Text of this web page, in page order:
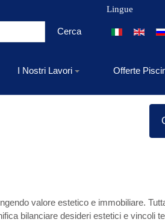
Cerca
Lingue
Seleziona la
I Nostri Lavori Offerte
valore estetico e immobiliare.
bilanciare desideri estetici e vincoli